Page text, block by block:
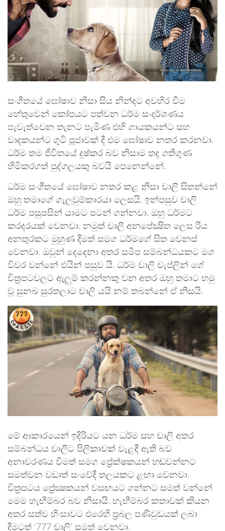
සංගීතයේ ඝෝෂාව නිසා සිය නින්දට අවහිර වීම
හේතුවෙන් කෝපයට පත්වන ධර්ම සංදර්ශණය
පැවැත්වෙන තැනට පැමිණ එහි ගායකයන්ට සහ
වාදකයන්ට ගුටි පූජාවක් දී එම ඝෝෂාව නතර කරනවා.
ධර්ම තම ජීවිතයේ දුෂ්කර බව නිසාම තද ගතිගුණ
හිමිකරගත් පුද්ගලයකු බවයි පෙනෙන්නේ.
ධර්ම සංගීතයේ ඝෝෂාව නතර කළ නිසා චාලි සිතන්නේ
ඔහු තමාගේ ගැලවුම්කාරයා ලෙසයි. ඉන්පසුව චාලි
ධර්ම පසුපසින් යාමට පටන් ගන්නවා. ඔහු ධර්මට
කරදරයක් වෙනවා. නමුත් චාලි අනපේක්‍ෂිත ලෙස රිය
අනතුරකට මුහුණ දීමත් සමග ධර්මගේ සිත වෙනස්
වෙනවා. ඔවුන් දෙදෙනා අතර සමීප සම්බන්ධයකට මග
විවර වන්නේ එයින් පසුව යි. ධර්ම චාලි චැප්ලින් ගේ
චිත්‍රපටවලට ඇලුම් කරන්නකු වන අතර ඔහු තමාට හමු
වූ සුනඛ සුරතලාට චාලි යයි නම් තබන්නේ ඒ නිසයි.
මේ ආකාරයෙන් ඉදිරියට යන ධර්ම සහ චාලි අතර
සම්බන්ධය චාලිට පිලිකාවක් වැළඳී ඇති බව
අනාවරණය වීමත් සමග ප්‍රේක්ෂකයන් හඬවන්නට
සමත්වන වඩාත් සංවේදී තලයකට ළඟා වෙනවා.
චිත්‍රපටය ප්‍රේක්‍ෂකයන් වසඟයට ගන්නට සමත් වන්නේ
මෙම හැඟීම්බර බව නිසායි. හැඟීම්බර කතාවක් කියන
අතර සත්ව හිංසාවට එරෙහි ප්‍රබල පණිවුඩයක් ලබා
දීමටත් ‘777 චාලි’ සමත් වෙනවා.